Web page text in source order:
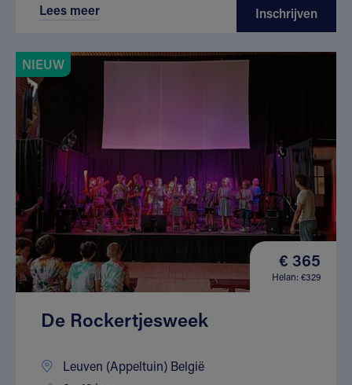
Lees meer Inschrijven
NIEUW
€ 365
Helan: €329
De Rockertjesweek
Leuven (Appeltuin) België